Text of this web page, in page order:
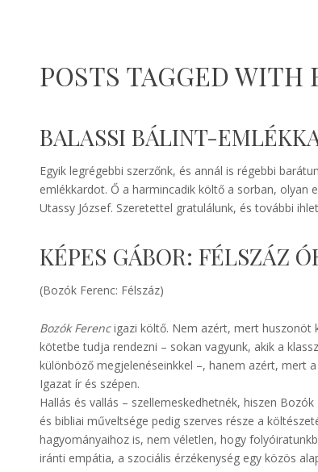
POSTS TAGGED WITH
BALASSI BÁLINT-
Egyik legrégebbi szerzőnk, és annál is régebbi
emlékkardot. Ő a harmincadik költő a sorban, olyan
Utassy József. Szeretettel gratulálunk, és további
KÉPES GÁBOR: FÉLSZÁZ
(Bozók Ferenc: Félszáz)
Bozók Ferencigazi költő. Nem azért, mert huszonöt
kötetbe tudja rendezni – sokan vagyunk, akik a
különböző megjelenéseinkkel –, hanem azért, mert
Igazat ír és szépen.
Hallás és vallás – szellemeskedhetnék, hiszen
és bibliai műveltsége pedig szerves része a
hagyományaihoz is, nem véletlen, hogy
iránti empátia, a szociális érzékenység egy közös